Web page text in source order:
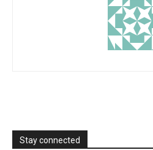
Stay connected